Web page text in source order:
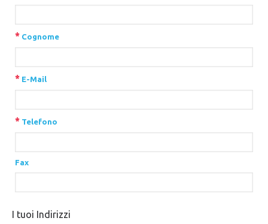
* Cognome
* E-Mail
* Telefono
Fax
I tuoi Indirizzi